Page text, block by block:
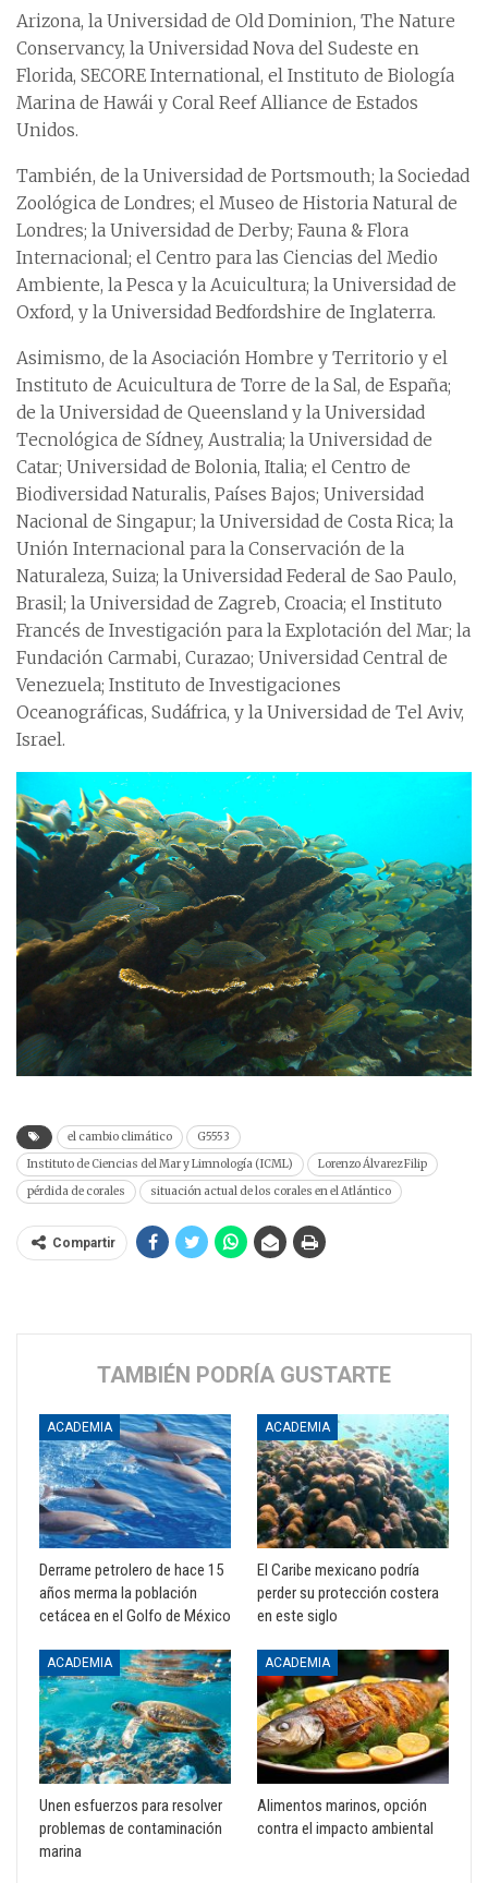
Arizona, la Universidad de Old Dominion, The Nature
Conservancy, la Universidad Nova del Sudeste en
Florida, SECORE International, el Instituto de Biología
Marina de Hawái y Coral Reef Alliance de Estados
Unidos.
También, de la Universidad de Portsmouth; la Sociedad
Zoológica de Londres; el Museo de Historia Natural de
Londres; la Universidad de Derby; Fauna & Flora
Internacional; el Centro para las Ciencias del Medio
Ambiente, la Pesca y la Acuicultura; la Universidad de
Oxford, y la Universidad Bedfordshire de Inglaterra.
Asimismo, de la Asociación Hombre y Territorio y el
Instituto de Acuicultura de Torre de la Sal, de España;
de la Universidad de Queensland y la Universidad
Tecnológica de Sídney, Australia; la Universidad de
Catar; Universidad de Bolonia, Italia; el Centro de
Biodiversidad Naturalis, Países Bajos; Universidad
Nacional de Singapur; la Universidad de Costa Rica; la
Unión Internacional para la Conservación de la
Naturaleza, Suiza; la Universidad Federal de Sao Paulo,
Brasil; la Universidad de Zagreb, Croacia; el Instituto
Francés de Investigación para la Explotación del Mar; la
Fundación Carmabi, Curazao; Universidad Central de
Venezuela; Instituto de Investigaciones
Oceanográficas, Sudáfrica, y la Universidad de Tel Aviv,
Israel.
el cambio climático
G5553
Instituto de Ciencias del Mar y Limnología (ICML)
Lorenzo Álvarez Filip
pérdida de corales
situación actual de los corales en el Atlántico
Compartir
TAMBIÉN PODRÍA GUSTARTE
ACADEMIA
Derrame petrolero de hace 15
años merma la población
cetácea en el Golfo de México
ACADEMIA
El Caribe mexicano podría
perder su protección costera
en este siglo
ACADEMIA
Unen esfuerzos para resolver
problemas de contaminación
marina
ACADEMIA
Alimentos marinos, opción
contra el impacto ambiental